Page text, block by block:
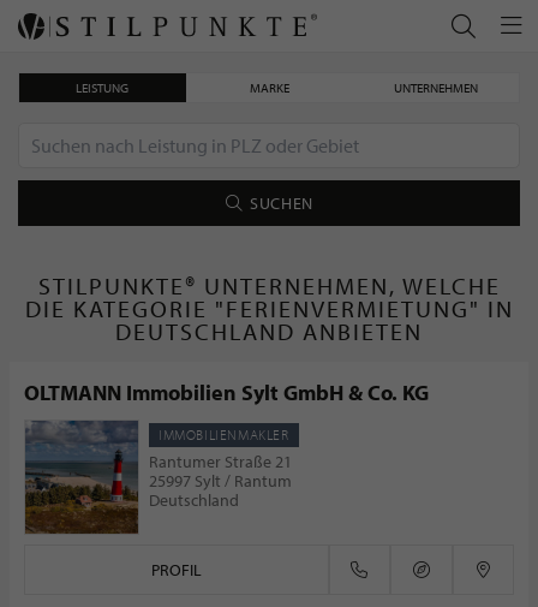
LEISTUNG MARKE UNTERNEHMEN
SUCHEN
STILPUNKTE® UNTERNEHMEN, WELCHE
DIE KATEGORIE "FERIENVERMIETUNG" IN
DEUTSCHLAND ANBIETEN
OLTMANN Immobilien Sylt GmbH & Co. KG
IMMOBILIENMAKLER
Rantumer Straße 21
25997 Sylt / Rantum
Deutschland
PROFIL